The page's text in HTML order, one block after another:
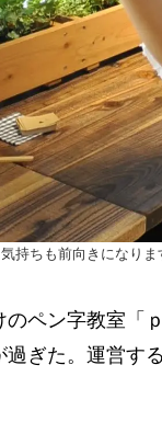
気持ちも前向きになり
ペン字教室「
過ぎた。運営す